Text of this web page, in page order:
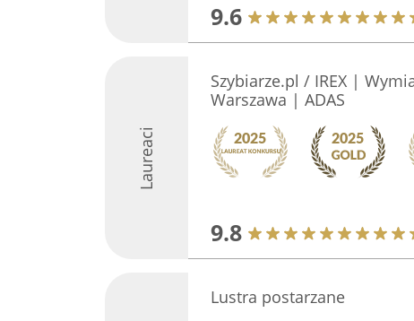
9.6
Laureaci
Szybiarze.pl / IREX |
Warszawa | ADAS
9.8
Lustra postarzane